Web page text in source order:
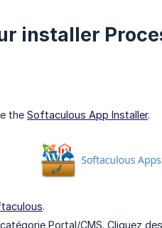
installer
the Softaculous App Installer.
.
Portal/CMS. Cliquez